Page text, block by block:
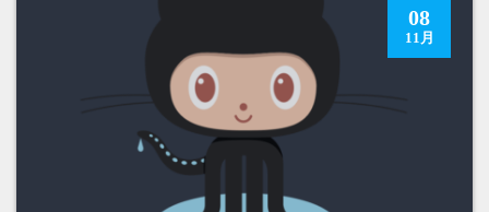
08
11月